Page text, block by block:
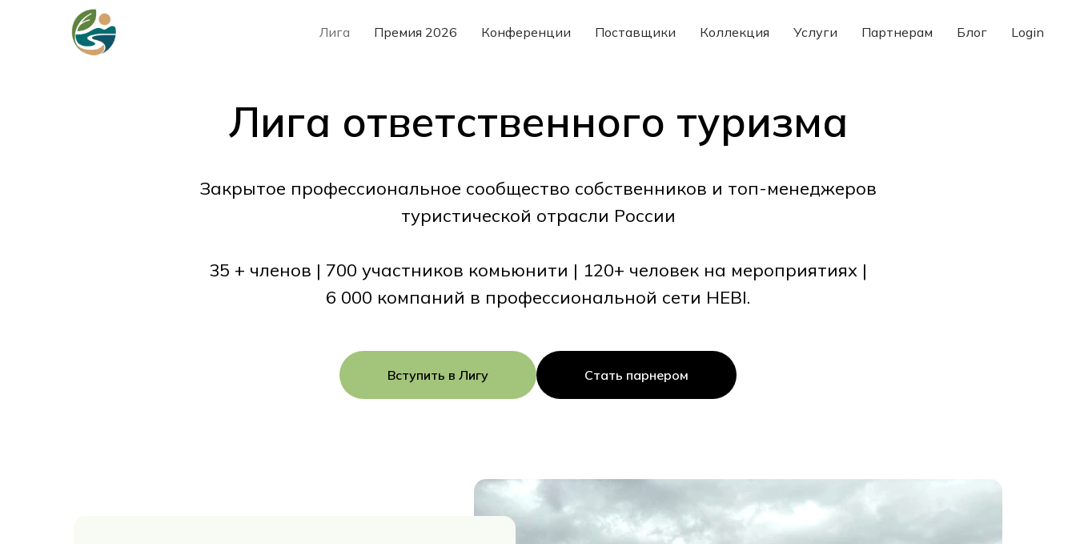
Лига Премия 2026 Конференции Поставщики Коллекция Услуги Партнерам Блог Login
Лига
Лига ответственного туризма
Закрытое профессиональное сообщество собственников и топ-менеджеров
туристической отрасли России
35 + членов | 700 участников комьюнити | 120+ человек на мероприятиях |
6 000 компаний в профессиональной сети HEBI.
Вступить в Лигу Стать парнером